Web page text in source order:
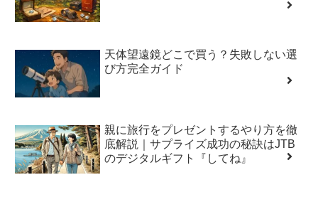
天体望遠鏡どこで買う？失敗しない選
び方完全ガイド
親に旅行をプレゼントするやり方を徹
底解説｜サプライズ成功の秘訣はJTB
のデジタルギフト『してね』